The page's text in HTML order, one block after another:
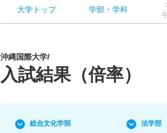
大学トップ 学部 ・ 学科
沖縄国際大学/
入試結果（倍率）
総合文化学部 法学部